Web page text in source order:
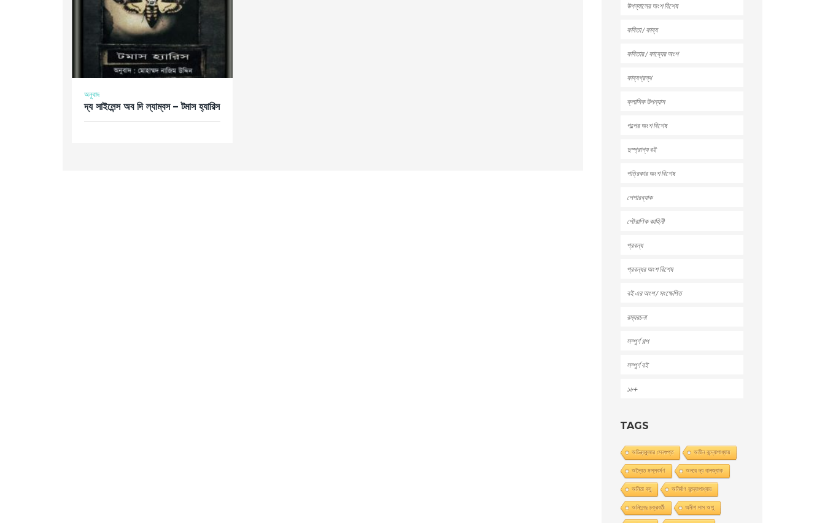
অনুবাদ
দ্য সাইলেন্স অব দি ল্যাম্বস – টমাস হ্যারিস
উপন্যাসের অংশ বিশেষ
কবিতা / কাব্য
কবিতার / কাব্যের অংশ
কাব্যগ্রন্থ
ক্লাসিক উপন্যাস
গল্পের অংশ বিশেষ
দুস্প্রাপ্য বই
পত্রিকার অংশ বিশেষ
পেপারব্যাক
পৌরাণিক কাহিনী
প্রবন্ধ
প্রবন্ধর অংশ বিশেষ
বই এর অংশ / সংক্ষেপিত
রম্যরচনা
সম্পুর্ণ গল্প
সম্পুর্ণ বই
১৮+
TAGS
অচিন্ত্যকুমার সেনগুপ্ত অতীন বন্দ্যোপাধ্যায়
অদ্বৈত মল্লবর্মণ অনরে দ্য বালজ্যাক
অনিতা বসু অনির্বাণ বন্দ্যোপাধ্যায়
অনিলেন্দু চক্রবর্তী অনীশ দাস অপু